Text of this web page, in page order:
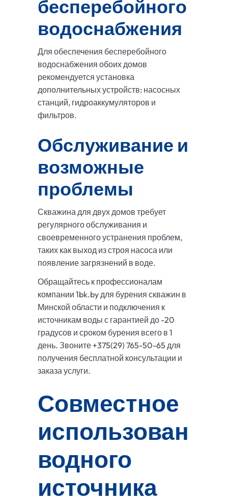
бесперебойного
водоснабжения
Для обеспечения бесперебойного
водоснабжения обоих домов
рекомендуется установка
дополнительных устройств: насосных
станций, гидроаккумуляторов и
фильтров.
Обслуживание и
возможные
проблемы
Скважина для двух домов требует
регулярного обслуживания и
своевременного устранения проблем,
таких как выход из строя насоса или
появление загрязнений в воде.
Обращайтесь к профессионалам
компании 1bk.by для бурения скважин в
Минской области и подключения к
источникам воды с гарантией до -20
градусов и сроком бурения всего в 1
день. Звоните +375(29) 765-50-65 для
получения бесплатной консультации и
заказа услуги.
Совместное
использование
водного
источника